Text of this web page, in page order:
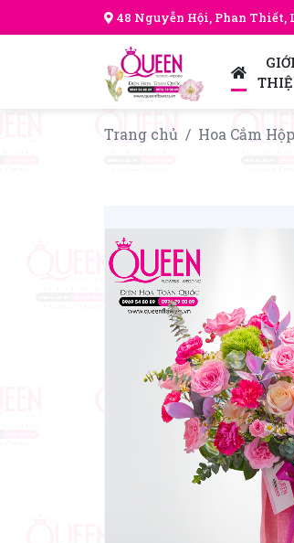
48 Nguyễn Hội, Phan Thiết,
GIỚI
Trang chủ Hoa Cắm Hộp